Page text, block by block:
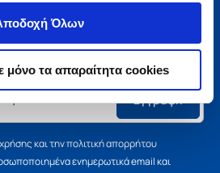
Όλων
μόνο τα απαραίτητα cookies
νέα της Πολιτείας
μας και μάθετε πρώτοι όλα τα
τιμές και τις εκδηλώσεις μας.
Εγγραφή
και την πολιτική απορρήτου
ενημερωτικά email και